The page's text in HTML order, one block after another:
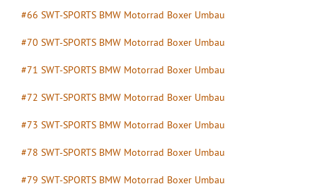
#66 SWT-SPORTS BMW Motorrad Boxer Umbau
#70 SWT-SPORTS BMW Motorrad Boxer Umbau
#71 SWT-SPORTS BMW Motorrad Boxer Umbau
#72 SWT-SPORTS BMW Motorrad Boxer Umbau
#73 SWT-SPORTS BMW Motorrad Boxer Umbau
#78 SWT-SPORTS BMW Motorrad Boxer Umbau
#79 SWT-SPORTS BMW Motorrad Boxer Umbau